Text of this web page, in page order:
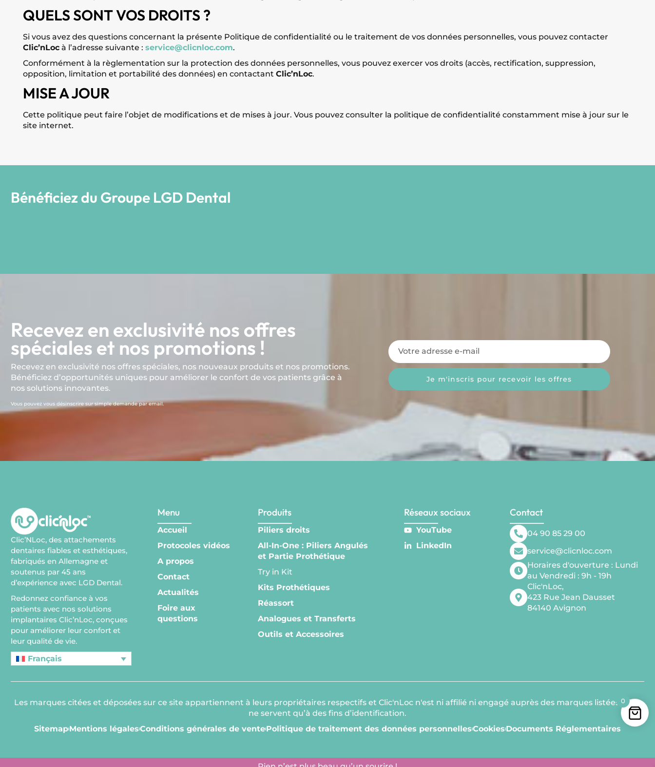
0
QUELS SONT VOS DROITS ?
Si vous avez des questions concernant la présente Politique de confidentialité ou le traitement de vos données personnelles, vous pouvez contacter
Clic’nLoc à l’adresse suivante : service@clicnloc.com.
Conformément à la règlementation sur la protection des données personnelles, vous pouvez exercer vos droits (accès, rectification, suppression,
opposition, limitation et portabilité des données) en contactant Clic’nLoc.
MISE A JOUR
Cette politique peut faire l’objet de modifications et de mises à jour. Vous pouvez consulter la politique de confidentialité constamment mise à jour sur le
site internet.
Bénéficiez du Groupe LGD Dental
Recevez en exclusivité nos offres
spéciales et nos promotions !
Recevez en exclusivité nos offres spéciales, nos nouveaux produits et nos promotions.
Bénéficiez d’opportunités uniques pour améliorer le confort de vos patients grâce à
nos solutions innovantes.
Vous pouvez vous désinscrire sur simple demande par email.
Je m'inscris pour recevoir les offres
Clic’NLoc, des attachements
dentaires fiables et esthétiques,
fabriqués en Allemagne et
soutenus par 45 ans
d’expérience avec LGD Dental.
Redonnez confiance à vos
patients avec nos solutions
implantaires Clic’nLoc, conçues
pour améliorer leur confort et
leur qualité de vie.
Français
Menu
Accueil
Protocoles vidéos
A propos
Contact
Actualités
Foire aux
questions
Produits
Piliers droits
All-In-One : Piliers Angulés
et Partie Prothétique
Try in Kit
Kits Prothétiques
Réassort
Analogues et Transferts
Outils et Accessoires
Réseaux sociaux
YouTube
LinkedIn
Contact
04 90 85 29 00
service@clicnloc.com
Horaires d'ouverture​ : Lundi
au Vendredi : 9h - 19h
Clic'nLoc,
423 Rue Jean Dausset
84140 Avignon
Les marques citées et déposées sur ce site appartiennent à leurs propriétaires respectifs et Clic'nLoc n'est ni affilié ni engagé auprès des marques listées. Elles
ne servent qu’à des fins d’identification.
SitemapMentions légalesConditions générales de ventePolitique de traitement des données personnellesCookies Documents Réglementaires​